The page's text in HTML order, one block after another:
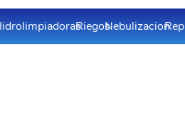
RiegosNebulizacion